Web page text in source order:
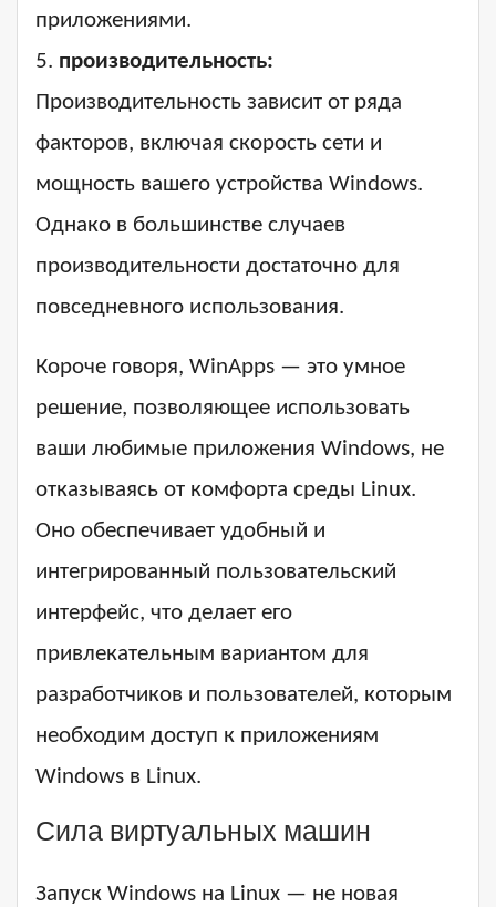
приложениями.
5. производительность:
Производительность зависит от ряда
факторов, включая скорость сети и
мощность вашего устройства Windows.
Однако в большинстве случаев
производительности достаточно для
повседневного использования.
Короче говоря, WinApps — это умное
решение, позволяющее использовать
ваши любимые приложения Windows, не
отказываясь от комфорта среды Linux.
Оно обеспечивает удобный и
интегрированный пользовательский
интерфейс, что делает его
привлекательным вариантом для
разработчиков и пользователей, которым
необходим доступ к приложениям
Windows в Linux.
Сила виртуальных машин
Запуск Windows на Linux — не новая